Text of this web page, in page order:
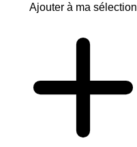
Ajouter à ma sélection